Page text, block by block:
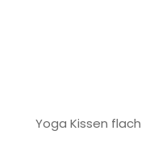
Yoga Kissen flach